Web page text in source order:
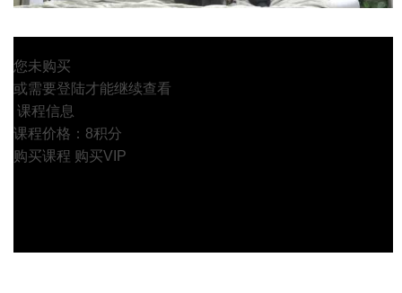
您未购买
或需要登陆才能继续查看
课程信息
课程价格：8积分
购买课程 购买VIP